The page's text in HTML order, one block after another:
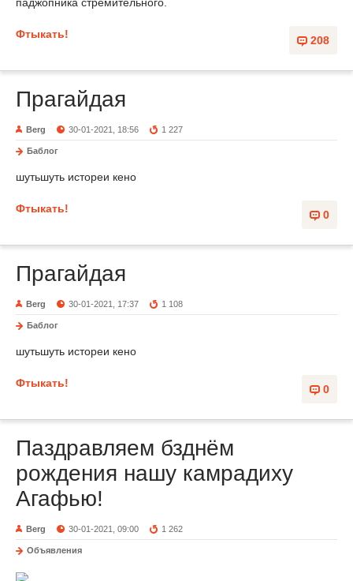
208
Фтыкать!
Прагайдая
Berg 30-01-2021, 18:56 1 227
Баблог
шутьшуть истореи кено
0
Фтыкать!
Прагайдая
Berg 30-01-2021, 17:37 1 108
Баблог
шутьшуть истореи кено
0
Фтыкать!
Паздравляем бзднём
рождения нашу камрадиху
Агафью!
Berg 30-01-2021, 09:00 1 262
Объявления